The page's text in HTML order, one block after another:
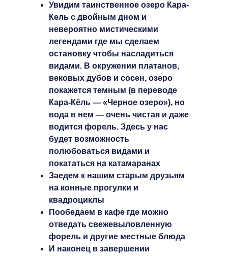
Увидим таинственное озеро Кара-
Кель с двойным дном и
невероятно мистическими
легендами где мы сделаем
остановку чтобы насладиться
видами. В окружении платанов,
вековых дубов и сосен, озеро
покажется темным (в переводе
Кара-Кёль — «Черное озеро»), но
вода в нем — очень чистая и даже
водится форель. Здесь у нас
будет возможность
полюбоваться видами и
покататься на катамаранах
Заедем к нашим старым друзьям
на конные прогулки и
квадроциклы
Пообедаем в кафе где можно
отведать свежевыловленную
форель и другие местные блюда
И наконец в завершении